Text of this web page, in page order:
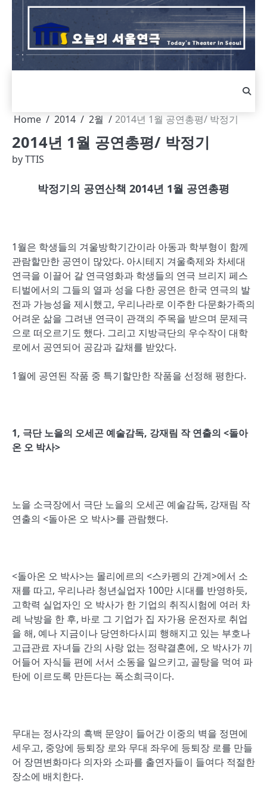
Skip
content
Home 2014 2월 2014년 1월 공연총평/ 박정기
2014년 1월 공연총평/ 박정기
byTTIS
박정기의 공연산책 2014년 1월 공연총평
1월은 학생들의 겨울방학기간이라 아동과 학부형이 함께
관람할만한 공연이 많았다. 아시테지 겨울축제와 차세대
연극을 이끌어 갈 연극영화과 학생들의 연극 브리지 페스
티벌에서의 그들의 열과 성을 다한 공연은 한국 연극의 발
전과 가능성을 제시했고, 우리나라로 이주한 다문화가족의
어려운 삶을 그려낸 연극이 관객의 주목을 받으며 문제극
으로 떠오르기도 했다. 그리고 지방극단의 우수작이 대학
로에서 공연되어 공감과 갈채를 받았다.
1월에 공연된 작품 중 특기할만한 작품을 선정해 평한다.
1, 극단 노을의 오세곤 예술감독, 강재림 작 연출의 <돌아
온 오 박사>
노을 소극장에서 극단 노을의 오세곤 예술감독, 강재림 작
연출의 <돌아온 오 박사>를 관람했다.
<돌아온 오 박사>는 몰리에르의 <스카펭의 간계>에서 소
재를 따고, 우리나라 청년실업자 100만 시대를 반영하듯,
고학력 실업자인 오 박사가 한 기업의 취직시험에 여러 차
례 낙방을 한 후, 바로 그 기업가 집 자가용 운전자로 취업
을 해, 예나 지금이나 당연하다시피 행해지고 있는 부호나
고급관료 자녀들 간의 사랑 없는 정략결혼에, 오 박사가 끼
어들어 자식들 편에 서서 소동을 일으키고, 골탕을 먹여 파
탄에 이르도록 만든다는 폭소희극이다.
무대는 정사각의 흑백 문양이 들어간 이중의 벽을 정면에
세우고, 중앙에 등퇴장 로와 무대 좌우에 등퇴장 로를 만들
어 장면변화마다 의자와 소파를 출연자들이 들여다 적절한
장소에 배치한다.